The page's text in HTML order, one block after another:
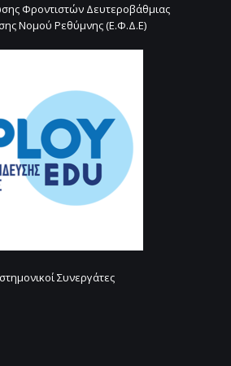
Φροντιστών Δευτεροβάθμιας
Νομού Ρεθύμνης (Ε.Φ.Δ.Ε)
Συνεργάτες